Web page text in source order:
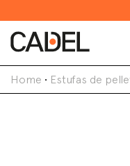
Home • Estufas de